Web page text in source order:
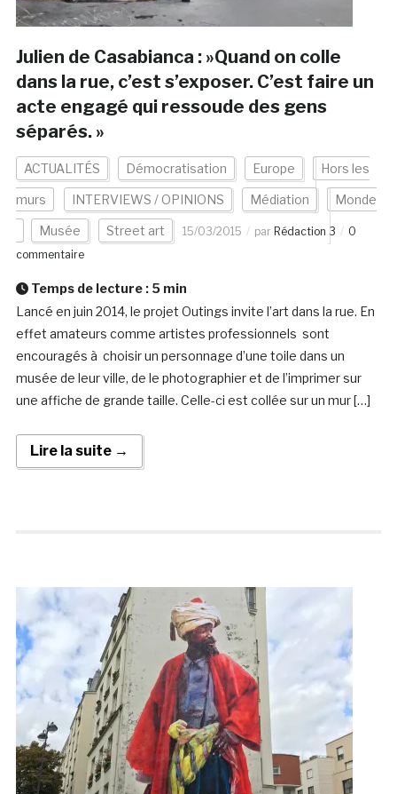
Julien de Casabianca : »Quand on colle
dans la rue, c’est s’exposer. C’est faire un
acte engagé qui ressoude des gens
séparés. »
ACTUALITÉS Démocratisation Europe Hors les
murs INTERVIEWS / OPINIONS Médiation Monde
Musée Street art 15/03/2015 par Rédaction 3
0
commentaire
Temps de lecture : 5 min
Lancé en juin 2014, le projet Outings invite l’art dans la rue. En
effet amateurs comme artistes professionnels sont
encouragés à choisir un personnage d’une toile dans un
musée de leur ville, de le photographier et de l’imprimer sur
une affiche de grande taille. Celle-ci est collée sur un mur […]
Lire la suite →